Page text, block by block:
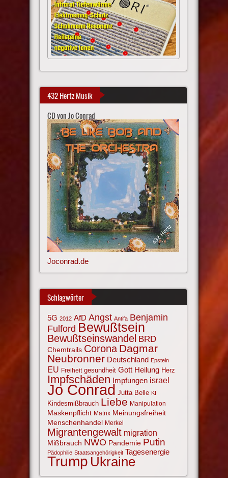
432 Hertz Musik
CD von Jo Conrad
Joconrad.de
Schlagwörter
5G 2012 AfD Angst Antifa Benjamin
Fulford Bewußtsein
Bewußtseinswandel BRD
Chemtrails Corona Dagmar
Neubronner Deutschland Epstein
EU Freiheit gesundheit Gott Heilung Herz
Impfschäden Impfungen israel
Jo Conrad Jutta Belle KI
Kindesmißbrauch Liebe Manipulation
Maskenpflicht Matrix Meinungsfreiheit
Menschenhandel Merkel
Migrantengewalt migration
Mißbrauch NWO Pandemie Putin
Pädophilie Staatsangehörigkeit Tagesenergie
Trump Ukraine